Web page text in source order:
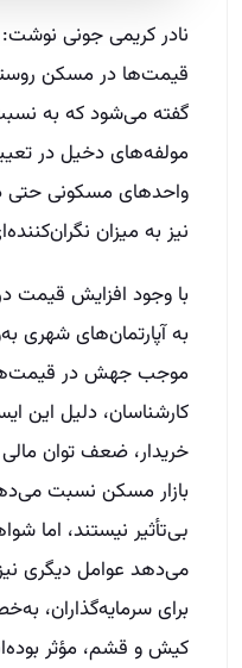
نادر کریمی جونی نوشت:
قیمت‌ها در مسکن
گفته می‌شود که به
مولفه‌های دخیل در
واحدهای مسکونی حتی
نیز به میزان
با وجود افزایش قیمت
به آپارتمان‌های شهری
موجب جهش در
کارشناسان، دلیل این
خریدار، ضعف توان
بازار مسکن نسبت
بی‌تأثیر نیستند، اما
می‌دهد عوامل دیگری
برای سرمایه‌گذاران،
کیش و قشم، مؤثر